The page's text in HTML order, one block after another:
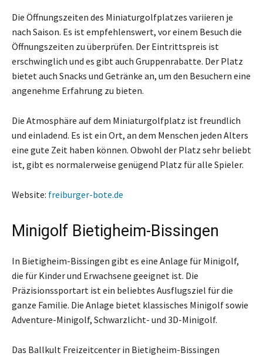
Die Öffnungszeiten des Miniaturgolfplatzes variieren je
nach Saison. Es ist empfehlenswert, vor einem Besuch die
Öffnungszeiten zu überprüfen. Der Eintrittspreis ist
erschwinglich und es gibt auch Gruppenrabatte. Der Platz
bietet auch Snacks und Getränke an, um den Besuchern eine
angenehme Erfahrung zu bieten.
Die Atmosphäre auf dem Miniaturgolfplatz ist freundlich
und einladend. Es ist ein Ort, an dem Menschen jeden Alters
eine gute Zeit haben können. Obwohl der Platz sehr beliebt
ist, gibt es normalerweise genügend Platz für alle Spieler.
Website: freiburger-bote.de
Minigolf Bietigheim-Bissingen
In Bietigheim-Bissingen gibt es eine Anlage für Minigolf,
die für Kinder und Erwachsene geeignet ist. Die
Präzisionssportart ist ein beliebtes Ausflugsziel für die
ganze Familie. Die Anlage bietet klassisches Minigolf sowie
Adventure-Minigolf, Schwarzlicht- und 3D-Minigolf.
Das Ballkult Freizeitcenter in Bietigheim-Bissingen